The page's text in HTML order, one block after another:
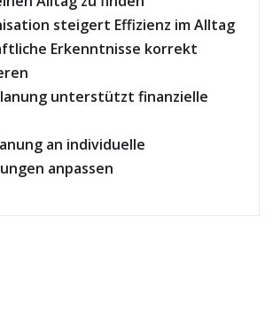
steigert Effizienz im Alltag
Erkenntnisse korrekt
unterstützt finanzielle
an individuelle
anpassen